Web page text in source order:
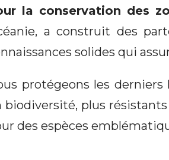
la conservation des
a construit des
solides qui
protégeons les derniers
biodiversité, plus
des espèces